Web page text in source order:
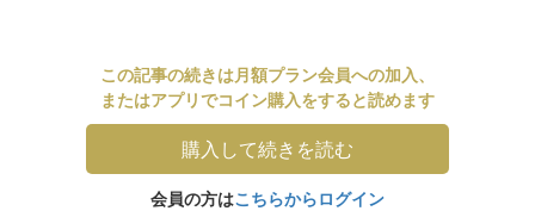
この記事の続きは月額プラン会員への加入、
またはアプリでコイン購入をすると読めます
購入して続きを読む
会員の方はこちらからログイン